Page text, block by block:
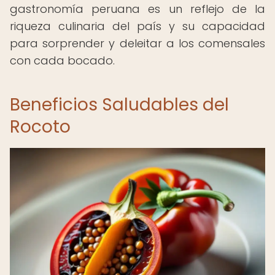
gastronomía peruana es un reflejo de la
riqueza culinaria del país y su capacidad
para sorprender y deleitar a los comensales
con cada bocado.
Beneficios Saludables del
Rocoto